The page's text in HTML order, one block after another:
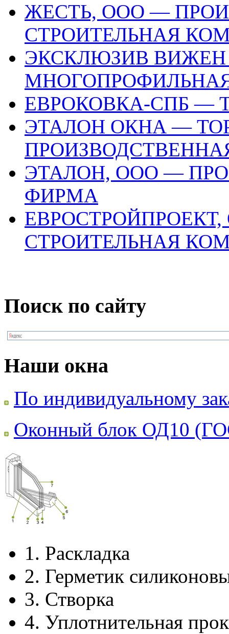
ЖЕСТЬ, ООО —
СТРОИТЕЛЬНАЯ
ЭКСКЛЮЗИВ
ЕВРОКОВКА-СПБ —
ЭТАЛОН ОКНА —
ЭТАЛОН, ООО —
ФИРМА
СТРОИТЕЛЬНАЯ
Поиск по сайту
Наши окна
По индивидуальному
Оконный блок ОД10
1. Раскладка
2. Герметик
3. Створка
4. Уплотнительная